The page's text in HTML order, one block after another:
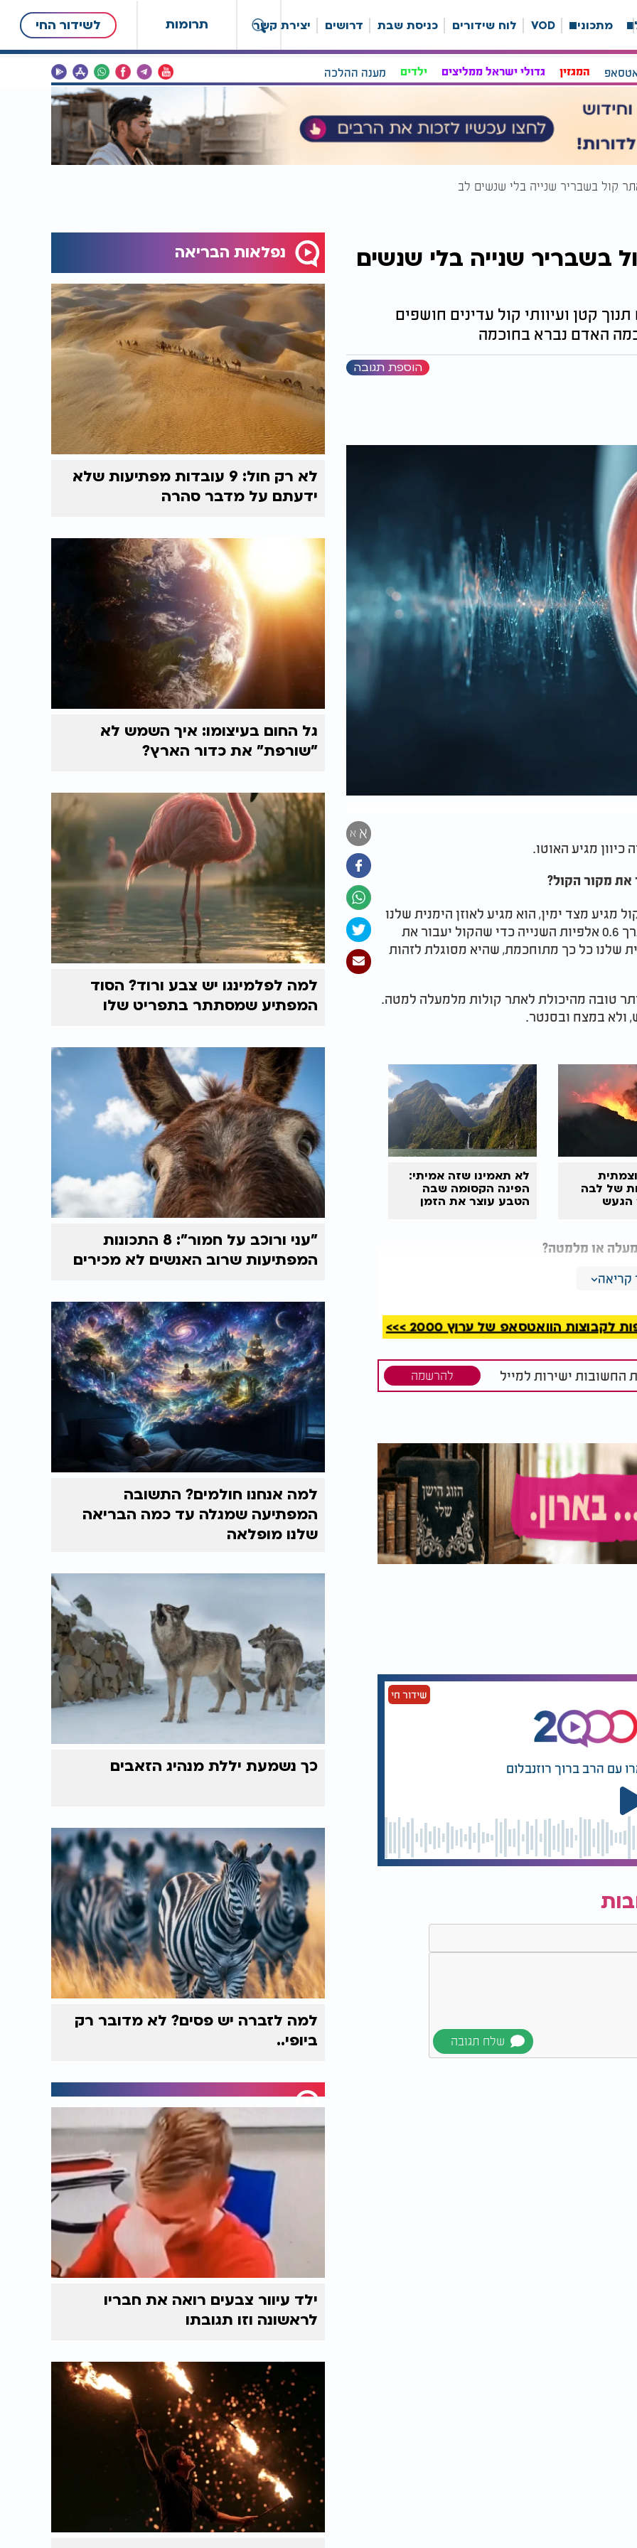
תרומות לשידור החי מתכונים VOD לוח שידורים כניסת שבת דרושים יצירת קשר
המגזין גדולי ישראל ממליצים ילדים מענה ההלכה
קול בשבריר שנייה בלי שנשים לב
בשבריר שנייה בלי שנשים
קטן ועיוותי קול עדינים חושפים
האדם נברא בחוכמה
הוספת תגובה
א א
מגיע האוטו.
את מקור הקול?
מגיע מצד ימין, הוא מגיע לאוזן הימנית שלנו
קצת לפני שהוא מגיע לאוזן השמאלית. צריך בערך 0.6 אלפיות השנייה כדי שהקול יעבור את
שלנו כל כך מתוחכמת, שהיא מסוגלת לזהות
טובה מהיכולת לאתר קולות מלמעלה למטה.
ולא במצח ובסנטר.
של לבה
הגעש
לא תאמינו שזה אמיתי:
הפינה הקסומה שבה
הטבע עוצר את הזמן
או מלמטה?
בהתאם לכיוון שממנו הם מגיעים. העיוות
בין האוזניים טמון מנגנון מדהים
הוואטסאפ של ערוץ 2000 >>>
החשובות ישירות למייל להרשמה
שידור חי
עם הרב ברוך רוזנבלום
נפלאות הבריאה
לא רק חול: 9 עובדות מפתיעות שלא
ידעתם על מדבר סהרה
גל החום בעיצומו: איך השמש לא
"שורפת" את כדור הארץ?
למה לפלמינגו יש צבע ורוד? הסוד
המפתיע שמסתתר בתפריט שלו
"עני ורוכב על חמור": 8 התכונות
המפתיעות שרוב האנשים לא מכירים
למה אנחנו חולמים? התשובה
המפתיעה שמגלה עד כמה הבריאה
שלנו מופלאה
כך נשמעת יללת מנהיג הזאבים
למה לזברה יש פסים? לא מדובר רק
ביופי..
ילד עיוור צבעים רואה את חבריו
לראשונה וזו תגובתו